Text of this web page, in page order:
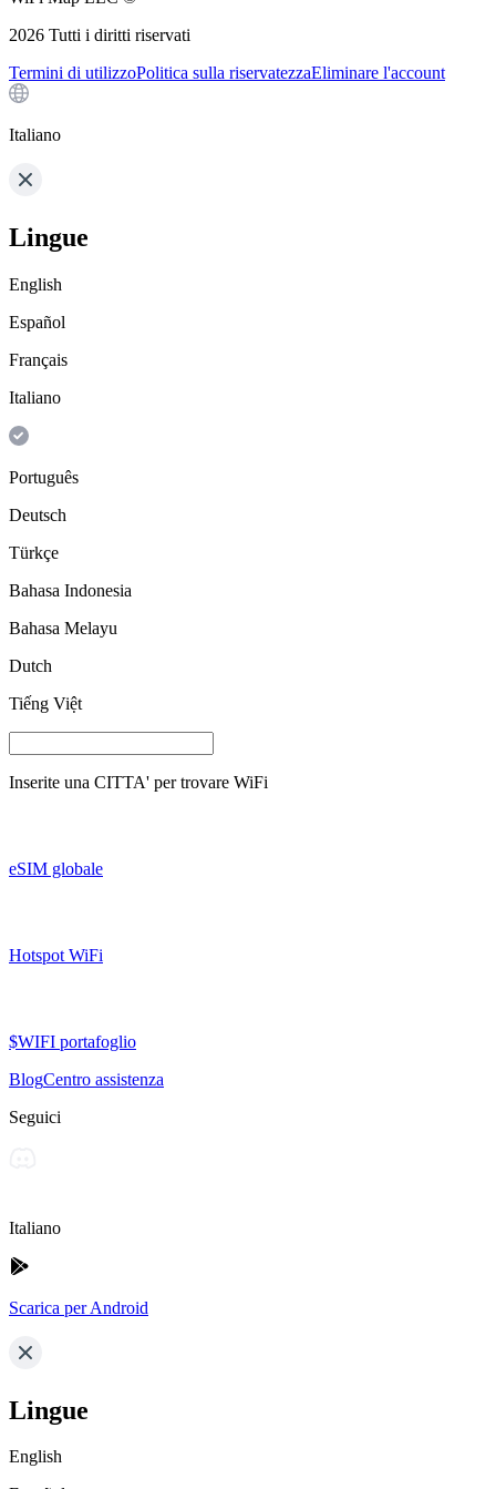
2026 Tutti i diritti riservati
Termini di utilizzoPolitica sulla riservatezzaEliminare l'account
Italiano
Lingue
English
Español
Français
Italiano
Português
Deutsch
Türkçe
Bahasa Indonesia
Bahasa Melayu
Dutch
Tiếng Việt
Inserite una CITTA' per trovare WiFi
eSIM globale
Hotspot WiFi
$WIFI portafoglio
BlogCentro assistenza
Seguici
Italiano
Scarica per Android
Lingue
English